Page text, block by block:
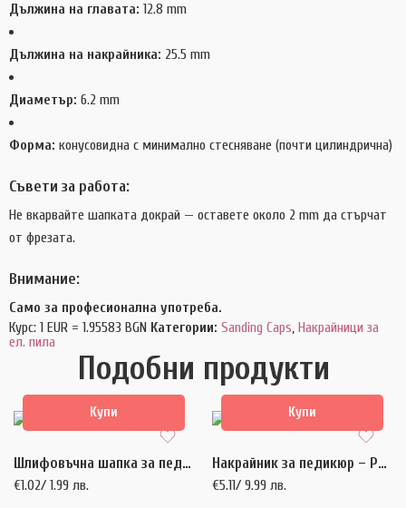
Дължина на главата: 12.8 mm
Дължина на накрайника: 25.5 mm
Диаметър: 6.2 mm
Форма: конусовидна с минимално стесняване (почти цилиндрична)
Съвети за работа:
Не вкарвайте шапката докрай — оставете около 2 mm да стърчат
от фрезата.
Внимание:
Само за професионална употреба.
Курс: 1 EUR = 1.95583 BGN Категории: Sanding Caps, Накрайници за
ел. пила
Подобни продукти
Купи
Шлифовъчна шапка за педикюр – grit 180 – 1 бр.
€1.02/ 1.99 лв.
Купи
Накрайник за педикюр – Pedix Bit – 1 бр.
€5.11/ 9.99 лв.